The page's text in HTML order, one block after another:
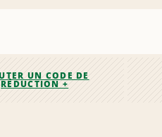
UN CODE DE
RÉDUCTION +